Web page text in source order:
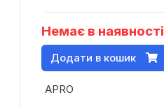
Немає в наявності
Додати в кошик
APRO